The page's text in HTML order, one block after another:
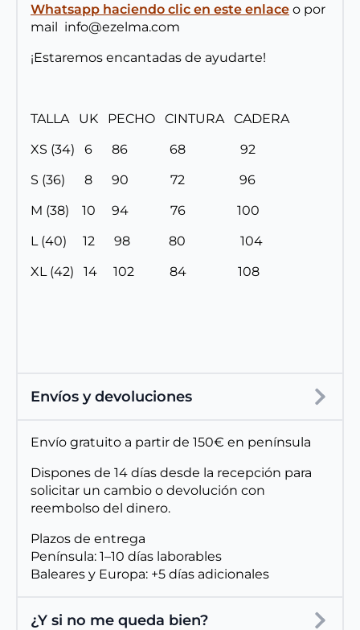
Whatsapp haciendo clic en este enlace o por
mail info@ezelma.com
¡Estaremos encantadas de ayudarte!
TALLA UK PECHO CINTURA CADERA
XS (34) 6 86 68 92
S (36) 8 90 72 96
M (38) 10 94 76 100
L (40) 12 98 80 104
XL (42) 14 102 84 108
Envíos y devoluciones
Envío gratuito a partir de 150€ en península
Dispones de 14 días desde la recepción para
solicitar un cambio o devolución con
reembolso del dinero.
Plazos de entrega
Península: 1–10 días laborables
Baleares y Europa: +5 días adicionales
¿Y si no me queda bien?